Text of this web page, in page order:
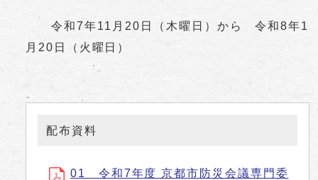
令和7年11月20日（木曜日）から 令和8年1
月20日（火曜日）
配布資料
01 令和7年度 京都市防災会議専門委